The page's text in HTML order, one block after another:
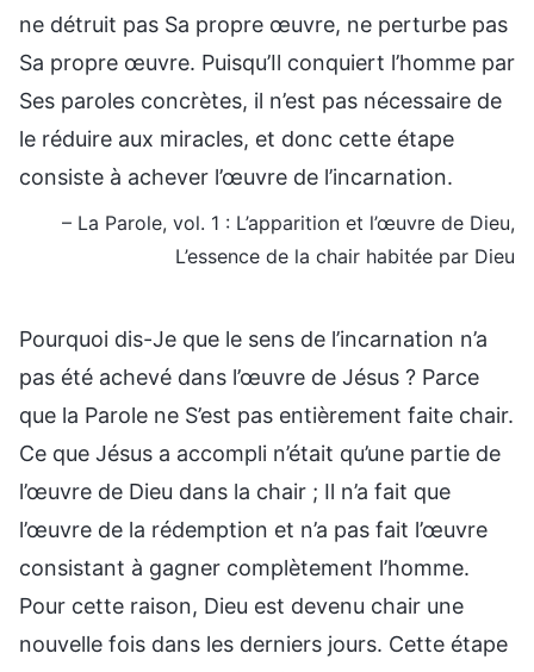
ne détruit pas Sa propre œuvre, ne perturbe pas
Sa propre œuvre. Puisqu’Il conquiert l’homme par
Ses paroles concrètes, il n’est pas nécessaire de
le réduire aux miracles, et donc cette étape
consiste à achever l’œuvre de l’incarnation.
– La Parole, vol. 1 : L’apparition et l’œuvre de Dieu,
L’essence de la chair habitée par Dieu
Pourquoi dis-Je que le sens de l’incarnation n’a
pas été achevé dans l’œuvre de Jésus ? Parce
que la Parole ne S’est pas entièrement faite chair.
Ce que Jésus a accompli n’était qu’une partie de
l’œuvre de Dieu dans la chair ; Il n’a fait que
l’œuvre de la rédemption et n’a pas fait l’œuvre
consistant à gagner complètement l’homme.
Pour cette raison, Dieu est devenu chair une
nouvelle fois dans les derniers jours. Cette étape